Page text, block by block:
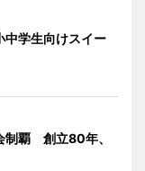
中学生向けスイー
制覇 創立80年、